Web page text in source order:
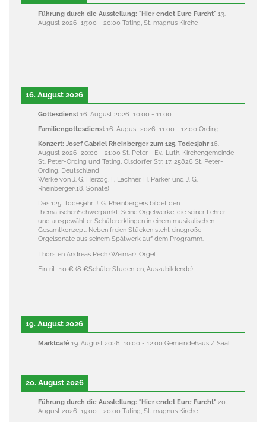
Führung durch die Ausstellung: "Hier endet Eure Furcht" 13.
August 2026 19:00 - 20:00 Tating, St. magnus Kirche
16. August 2026
Gottesdienst 16. August 2026 10:00 - 11:00
Familiengottesdienst 16. August 2026 11:00 - 12:00 Ording
Konzert: Josef Gabriel Rheinberger zum 125. Todesjahr 16.
August 2026
20:00 - 21:00 St. Peter - Ev.-Luth. Kirchengemeinde
St. Peter-Ording und Tating, Olsdorfer Str. 17, 25826 St. Peter-
Ording, Deutschland
Werke von J. G. Herzog, F. Lachner, H. Parker und J. G.
Rheinberger(18. Sonate)
Das 125. Todesjahr J. G. Rheinbergers bildet den
thematischenSchwerpunkt: Seine Orgelwerke, die seiner Lehrer
und ausgewählter Schülererklingen in einem musikalischen
Gesamtkonzept. Neben freien Stücken steht einegroße
Orgelsonate aus seinem Spätwerk auf dem Programm.
Thorsten Andreas Pech (Weimar), Orgel
Eintritt 10 € (8 €Schü ler,Studenten, Auszubildende)
19. August 2026
Marktcafé 19. August 2026 10:00 - 12:00 Gemeindehaus / Saal
20. August 2026
Führung durch die Ausstellung: "Hier endet Eure Furcht" 20.
August 2026 19:00 - 20:00 Tating, St. magnus Kirche